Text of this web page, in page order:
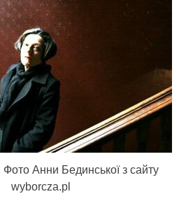
Анни Бединської з сайту
wyborcza.pl